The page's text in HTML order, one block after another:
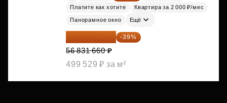
Платите как хотите
Квартира за 2 000 ₽/мес
Панорамное окно Ещё
34 667 313 ₽ -39%
56 831 660 ₽
499 529 ₽ за м²